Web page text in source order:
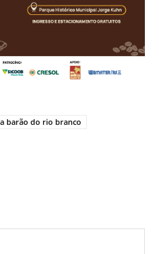
barão do rio branco